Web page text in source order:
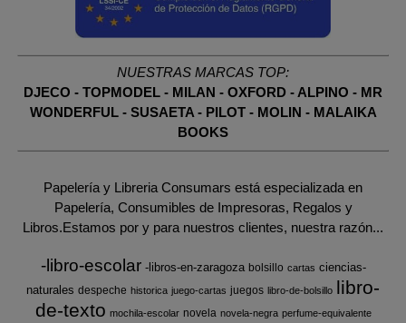
NUESTRAS MARCAS TOP:
DJECO - TOPMODEL - MILAN - OXFORD - ALPINO - MR
WONDERFUL- SUSAETA- PILOT- MOLIN - MALAIKA
BOOKS
Papelería y Libreria Consumars está especializada en
Papelería, Consumibles de Impresoras, Regalos y
Libros.Estamos por y para nuestros clientes, nuestra razón...
-libro-escolar -libros-en-zaragoza bolsillo cartas ciencias-
naturales despeche historica juego-cartas juegos libro-de-bolsillo libro-
de-texto mochila-escolar novela novela-negra perfume-equivalente